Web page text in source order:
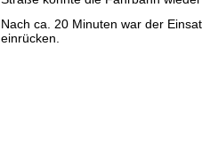
Nach ca. 20 Minuten war der
einrücken.